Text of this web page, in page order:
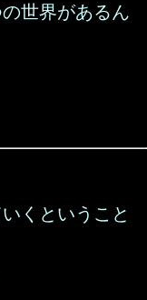
世界があるん
くということ